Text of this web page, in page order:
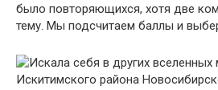
было повторяющихся, хотя две
тему. Мы подсчитаем баллы и